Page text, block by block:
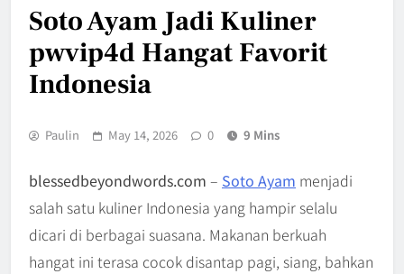
Soto Ayam Jadi Kuliner
pwvip4d Hangat Favorit
Indonesia
Paulin May 14, 2026 0 9 Mins
blessedbeyondwords.com – Soto Ayam menjadi
salah satu kuliner Indonesia yang hampir selalu
dicari di berbagai suasana. Makanan berkuah
hangat ini terasa cocok disantap pagi, siang, bahkan